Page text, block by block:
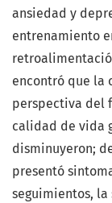
ansiedad y
entrenamiento
encontró que la
perspectiva del
calidad de vida
disminuyeron;
presentó
seguimientos,